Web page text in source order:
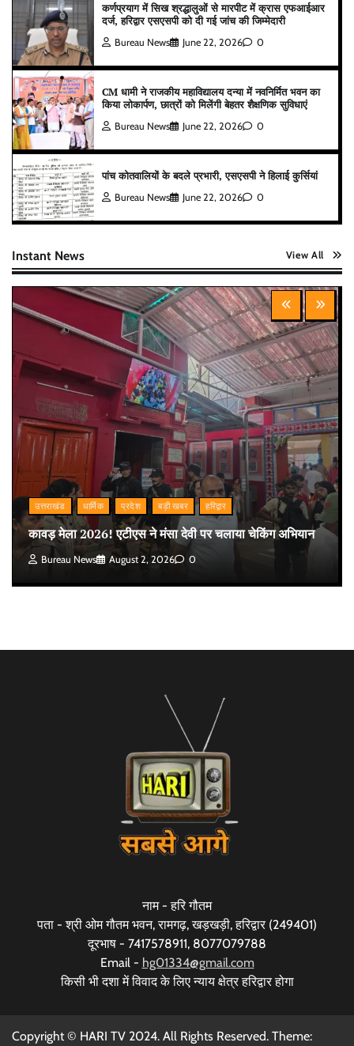
कर्णप्रयाग में सिख श्रद्धालुओं से मारपीट में क्रास एफआईआर
दर्ज, हरिद्वार एसएसपी को दी गई जांच की जिम्मेदारी
Bureau News June 22, 2026 0
CM धामी ने राजकीय महाविद्यालय दन्या में नवनिर्मित भवन का
किया लोकार्पण, छात्रों को मिलेंगी बेहतर शैक्षणिक सुविधाएं
Bureau News June 22, 2026 0
पांच कोतवालियों के बदले प्रभारी, एसएसपी ने हिलाई कुर्सियां
Bureau News June 22, 2026 0
Instant News View All
उत्तराखंड धार्मिक प्रदेश बड़ी खबर हरिद्वार
कावड़ मेला 2026! एटीएस ने मंसा देवी पर चलाया चेकिंग अभियान
Bureau News August 2, 2026 0
नाम - हरि गौतम
पता - श्री ओम गौतम भवन, रामगढ़, खड़खड़ी, हरिद्वार (249401)
दूरभाष - 7417578911, 8077079788
Email - hg01334@gmail.com
किसी भी दशा में विवाद के लिए न्याय क्षेत्र हरिद्वार होगा
Copyright © HARI TV 2024. All Rights Reserved. Theme: